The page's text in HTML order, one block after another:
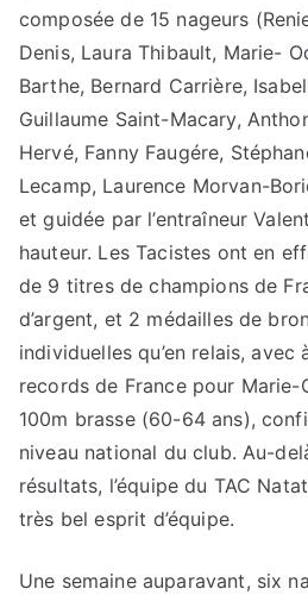
composée de 15 nageurs
Denis, Laura Thibault, Marie-
Barthe, Bernard Carrière,
Guillaume Saint-Macary,
Hervé, Fanny Faugére,
Lecamp, Laurence Morvan-
et guidée par l’entraîneur
hauteur. Les Tacistes ont en
de 9 titres de champions de
d’argent, et 2 médailles de
individuelles qu’en relais,
records de France pour Marie-
100m brasse (60-64 ans),
niveau national du club. Au-
résultats, l’équipe du TAC
très bel esprit d’équipe.
Une semaine auparavant, six